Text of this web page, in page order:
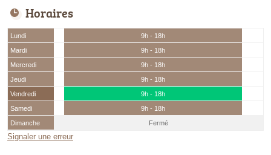
Horaires
Lundi
9h - 18h
Mardi
9h - 18h
Mercredi
9h - 18h
Jeudi
9h - 18h
Vendredi
9h - 18h
Samedi
9h - 18h
Dimanche
Fermé
Signaler une erreur